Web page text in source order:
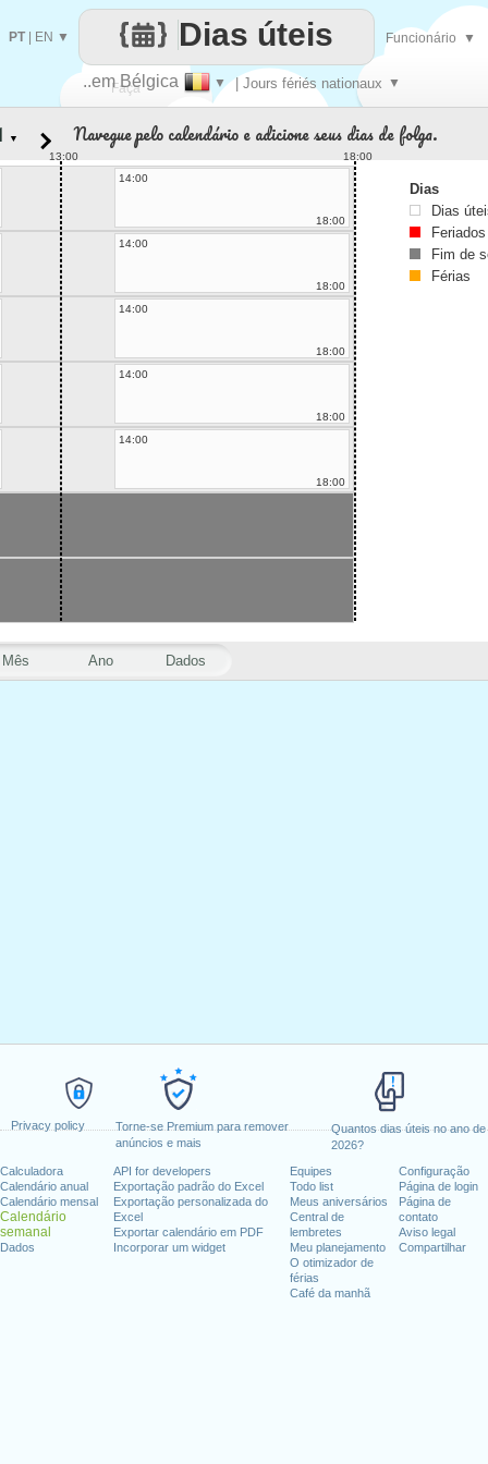
Privacy policy
Torne-se Premium para remover
anúncios e mais
Quantos dias úteis no ano de
2026?
Calculadora
Calendário anual
Calendário mensal
Calendário
semanal
Dados
API for developers
Exportação padrão do Excel
Exportação personalizada do
Excel
Exportar calendário em PDF
Incorporar um widget
Equipes
Todo list
Meus aniversários
Central de
lembretes
Meu planejamento
O otimizador de
férias
Café da manhã
Configuração
Página de login
Página de
contato
Aviso legal
Compartilhar
Faça
..em Bélgica ▼ | Jours fériés nationaux ▼
Dias úteis
PT| EN ▼ Funcionário ▼
Mês Ano Dados
▼ Navegue pelo calendário e adicione seus dias de folga.
13:00
18:00
14:00
18:00
14:00
18:00
14:00
18:00
14:00
18:00
14:00
18:00
Dias
Dias
Feriados
Fim de
Férias